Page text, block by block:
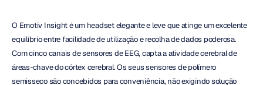
O Emotiv Insight é um headset elegante e leve que atinge um excelente
equilíbrio entre facilidade de utilização e recolha de dados poderosa.
Com cinco canais de sensores de EEG, capta a atividade cerebral de
áreas-chave do córtex cerebral. Os seus sensores de polímero
semisseco são concebidos para conveniência, não exigindo solução